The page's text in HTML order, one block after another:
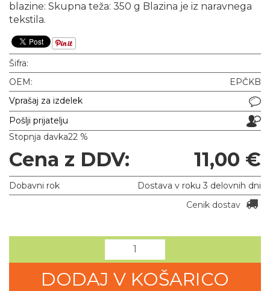
blazine: Skupna teža: 350 g Blazina je iz naravnega
tekstila.
Šifra:
OEM:
EPČKB
Vprašaj za izdelek
Pošlji prijatelju
Stopnja davka22 %
Cena z DDV: 11,00 €
Dobavni rok
Dostava v roku 3 delovnih dni
Cenik dostav
DODAJ V KOŠARICO